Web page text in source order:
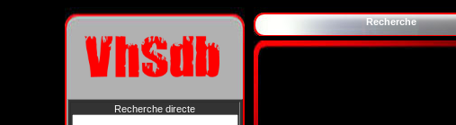
Recherche directe
Recherche